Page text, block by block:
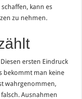
kann es
zu nehmen.
ersten Eindruck
bekommt man keine
wahrgenommen,
Ausnahmen